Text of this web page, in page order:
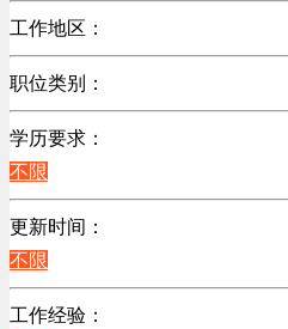
工作地区：
不限
北京
广东
江苏
陕西
浙江
辽宁
上海
职位类别：
不限
机械制造/仪器仪表类
计算机硬件类
销售管理类
计算机软件类
贸易/物流/仓储/采购类
客服及凯发娱乐网址的技术支持类
学历要求：
不限
更新时间：
不限
工作经验：